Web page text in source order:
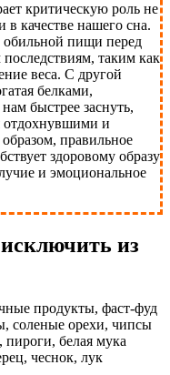
критическую роль не
качестве нашего сна.
пищи перед
таким как
веса. С другой
белками,
быстрее заснуть,
отдохнувшими и
правильное
здоровому образу
и эмоциональное
из
продукты, фаст-фуд
соленые орехи, чипсы
белая мука
чеснок, лук